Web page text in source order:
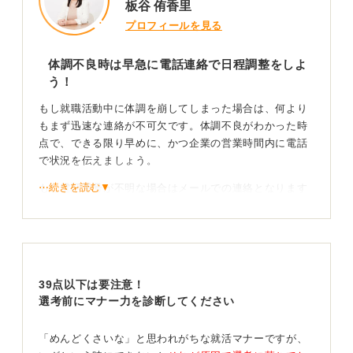
板谷 侑香里
プロフィールを見る
体調不良時は早急に電話連絡で日程調整をしよ
う！
もし就職活動中に体調を崩してしまった場合は、何より
もまず迅速な連絡が不可欠です。体調不良がわかった時
点で、できる限り早めに、かつ企業の営業時間内に電話
で状況を伝えましょう。
もし電話番号が不明な場合はメールでの連絡となります
で連絡をし、現在の状況を説明したうえで面接日程の再
ナスになる可能性は否定できません。「体調管理も能力
の一つ」ととらえられる場合があるからです。また、企
間にほかの候補者の採用が決まり、募集が終了してしま
⋯続きを読む▼
39点以下は要注意！
選考前にマナー力を診断してください
「めんどくさいな」と思われがちな就活マナーですが、